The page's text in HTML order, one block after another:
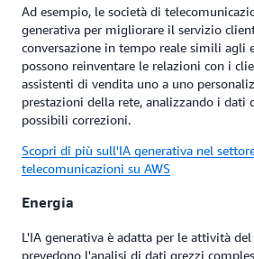
Ad esempio, le società di
generativa per migliorare il servizio
conversazione in tempo reale simili agli
possono reinventare le relazioni con i
assistenti di vendita uno a uno
prestazioni della rete, analizzando i dati
possibili correzioni.
Scopri di più sull'IA generativa nel
telecomunicazioni su AWS
Energia
L'IA generativa è adatta per le attività
prevedono l'analisi di dati grezzi